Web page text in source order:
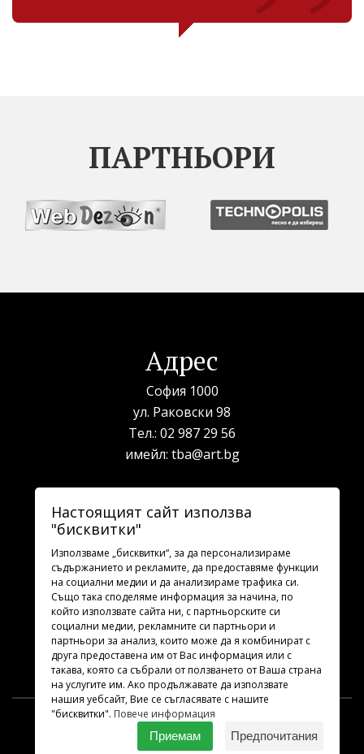
ПАРТНЬОРИ
Адрес
София 1000
ул. Раковски 98
Тел.: 02 987 29 56
имейл: tba@art.bg
Билетна каса
телефон:
рабoтно време: 10:00 - 19:30
Последвайте ни
2026 © Всички права запазени.
Настоящият сайт използва
"бисквитки"
Използваме „бисквитки“, за да персонализираме
съдържанието и рекламите, да предоставяме функции
на социални медии и да анализираме трафика си.
Също така споделяме информация за начина, по
който използвате сайта ни, с партньорските си
социални медии, рекламните си партньори и
партньори за анализ, които може да я комбинират с
друга предоставена им от Вас информация или с
такава, която са събрали от ползването от Ваша страна
на услугите им. Ако продължавате да използвате
нашия уебсайт, Вие се съгласявате с нашите
"бисквитки". Повече информация
Приемам
Предпочитания